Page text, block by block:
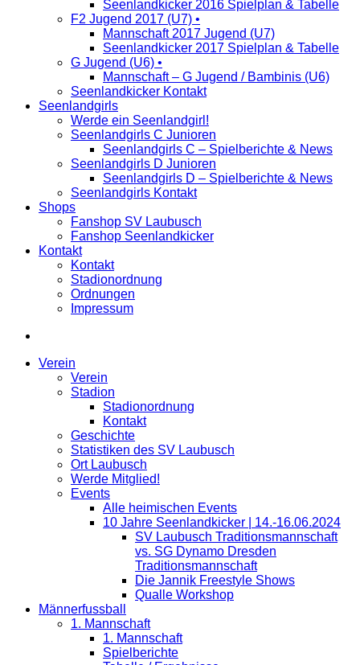
Seenlandkicker 2016 Spielplan & Tabelle
F2 Jugend 2017 (U7) •
Mannschaft 2017 Jugend (U7)
Seenlandkicker 2017 Spielplan & Tabelle
G Jugend (U6) •
Mannschaft – G Jugend / Bambinis (U6)
Seenlandkicker Kontakt
Seenlandgirls
Werde ein Seenlandgirl!
Seenlandgirls C Junioren
Seenlandgirls C – Spielberichte & News
Seenlandgirls D Junioren
Seenlandgirls D – Spielberichte & News
Seenlandgirls Kontakt
Shops
Fanshop SV Laubusch
Fanshop Seenlandkicker
Kontakt
Kontakt
Stadionordnung
Ordnungen
Impressum
Verein
Verein
Stadion
Stadionordnung
Kontakt
Geschichte
Statistiken des SV Laubusch
Ort Laubusch
Werde Mitglied!
Events
Alle heimischen Events
10 Jahre Seenlandkicker | 14.-16.06.2024
SV Laubusch Traditionsmannschaft
vs. SG Dynamo Dresden
Traditionsmannschaft
Die Jannik Freestyle Shows
Qualle Workshop
Männerfussball
1. Mannschaft
1. Mannschaft
Spielberichte